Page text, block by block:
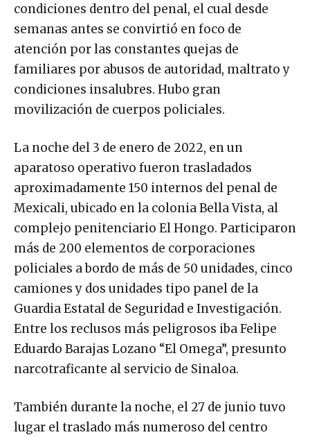
condiciones dentro del penal, el cual desde
semanas antes se convirtió en foco de
atención por las constantes quejas de
familiares por abusos de autoridad, maltrato y
condiciones insalubres. Hubo gran
movilización de cuerpos policiales.
La noche del 3 de enero de 2022, en un
aparatoso operativo fueron trasladados
aproximadamente 150 internos del penal de
Mexicali, ubicado en la colonia Bella Vista, al
complejo penitenciario El Hongo. Participaron
más de 200 elementos de corporaciones
policiales a bordo de más de 50 unidades, cinco
camiones y dos unidades tipo panel de la
Guardia Estatal de Seguridad e Investigación.
Entre los reclusos más peligrosos iba Felipe
Eduardo Barajas Lozano “El Omega”, presunto
narcotraficante al servicio de Sinaloa.
También durante la noche, el 27 de junio tuvo
lugar el traslado más numeroso del centro